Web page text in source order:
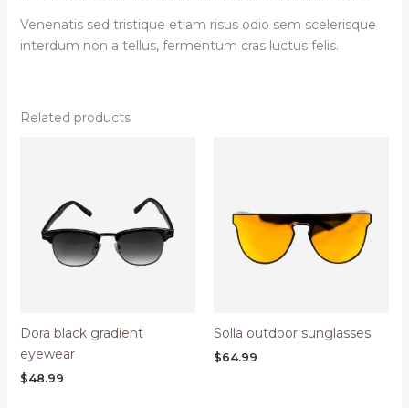
Venenatis sed tristique etiam risus odio sem scelerisque
interdum non a tellus, fermentum cras luctus felis.
Related products
Dora black gradient
eyewear
$48.99
Solla outdoor sunglasses
$64.99